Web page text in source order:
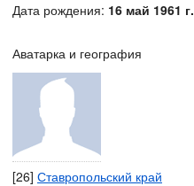
Дата рождения: 16 май 1961 г.
Аватарка и география
[26] Ставропольский край